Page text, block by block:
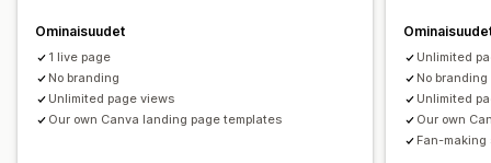
Tekoälygenerointi
Mobiiliresponsiivisuus
Ominaisuudet
1 live page
No branding
Unlimited page views
Our own Canva landing page templates
Unlimited
No branding
Unlimited
Our own
Fan-making